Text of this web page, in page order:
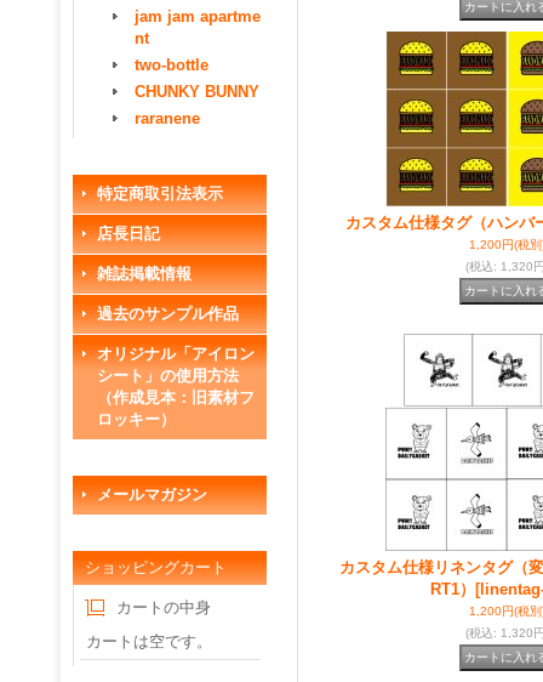
jam jam apartme
nt
two-bottle
CHUNKY BUNNY
raranene
特定商取引法表示
店長日記
雑誌掲載情報
過去のサンプル作品
オリジナル「アイロン
シート」の使用方法
（作成見本：旧素材フ
ロッキー）
メールマガジン
ショッピングカート
カートの中身
カートは空です。
カスタム仕様タグ（ハンバ
1,200円(税別
(税込: 1,320
カスタム仕様リネンタグ（
RT1）
1,200円(税別
(税込: 1,320